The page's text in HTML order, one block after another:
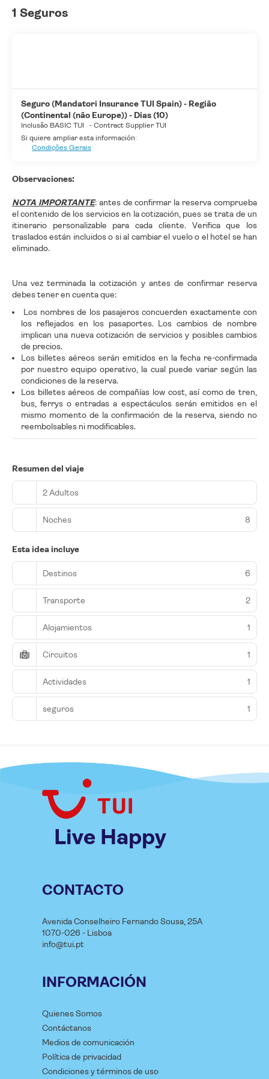
1 Seguros
Seguro (Mandatori Insurance TUI Spain) - Região
(Continental (não Europe)) - Dias (10)
Inclusão BASIC TUI - Contract Supplier TUI
Si quiere ampliar esta información:
Condições Gerais
Observaciones:
NOTA IMPORTANTE: antes de confirmar la reserva comprueba
el contenido de los servicios en la cotización, pues se trata de un
itinerario personalizable para cada cliente. Verifica que los
traslados están incluidos o si al cambiar el vuelo o el hotel se han
eliminado.
Una vez terminada la cotización y antes de confirmar reserva
debes tener en cuenta que:
Los nombres de los pasajeros concuerden exactamente con
los reflejados en los pasaportes. Los cambios de nombre
implican una nueva cotización de servicios y posibles cambios
de precios.
Los billetes aéreos serán emitidos en la fecha re-confirmada
por nuestro equipo operativo, la cual puede variar según las
condiciones de la reserva.
Los billetes aéreos de compañías low cost, así como de tren,
bus, ferrys o entradas a espectáculos serán emitidos en el
mismo momento de la confirmación de la reserva, siendo no
reembolsables ni modificables.
Resumen del viaje
2 Adultos
Noches 8
Esta idea incluye
Destinos 6
Transporte 2
Alojamientos 1
Circuitos 1
Actividades 1
seguros 1
Live Happy
CONTACTO
Avenida Conselheiro Fernando Sousa, 25A
1070-026 - Lisboa
info@tui.pt
INFORMACIÓN
Quienes Somos
Contáctanos
Medios de comunicación
Política de privacidad
Condiciones y términos de uso